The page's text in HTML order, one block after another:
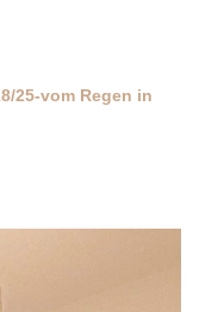
25-vom Regen in